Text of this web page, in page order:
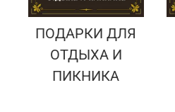
ПОДАРКИ ДЛЯ
ОТДЫХА И
ПИКНИКА